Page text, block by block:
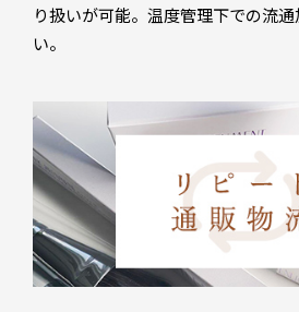
り扱いが可能。温度管理下での流
い。